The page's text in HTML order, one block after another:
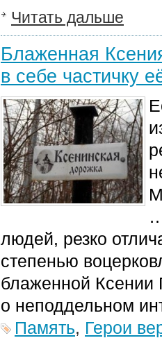
Читать дальше
Блаженная
в себе частичку
людей, резко
степенью
блаженной Ксении
о неподдельном
Память, Герои